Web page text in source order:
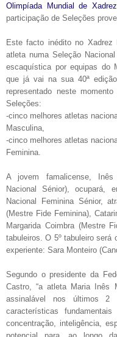
Olimpíada Mundial de Xadrez
participação de Seleções
Este facto inédito no
atleta numa Seleção
escaquística por equipas do
que já vai na sua 40ª
representado neste
Seleções:
-cinco melhores atletas
Masculina,
-cinco melhores atletas
Feminina.
A jovem famalicense, Inês
Nacional Sénior), ocupará,
Nacional Feminina Sénior,
(Mestre Fide Feminina),
Margarida Coimbra (Mestre
tabuleiros. O 5º tabuleiro será
experiente: Sara Monteiro
Segundo o presidente da
Castro,“a atleta Maria Inês
assinalável nos últimos
características
concentração, inteligência,